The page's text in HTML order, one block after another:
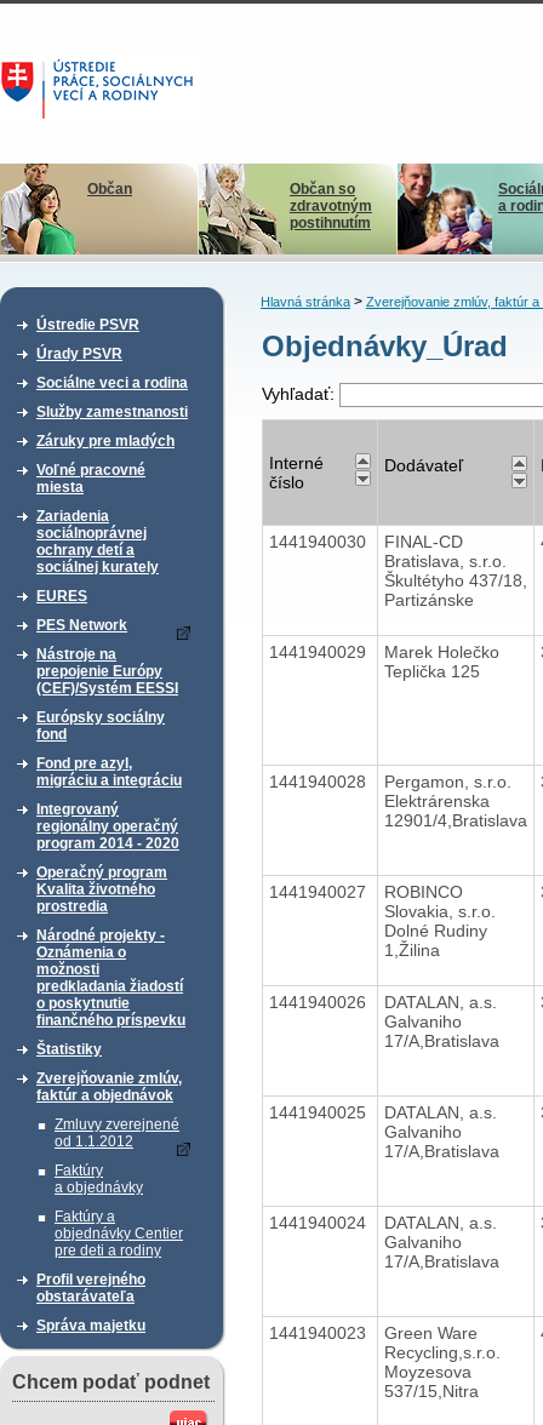
Občan
Občan so
zdravotným
postihnutím
a
Ústredie PSVR
Úrady PSVR
Sociálne veci a rodina
Služby zamestnanosti
Záruky pre mladých
Voľné pracovné
miesta
Zariadenia
sociálnoprávnej
ochrany detí a
sociálnej kurately
EURES
PES Network
Nástroje na
prepojenie Európy
(CEF)/Systém EESSI
Európsky sociálny
fond
Fond pre azyl,
migráciu a integráciu
Integrovaný
regionálny operačný
program 2014 - 2020
Operačný program
Kvalita životného
prostredia
Národné projekty -
Oznámenia o
možnosti
predkladania žiadostí
o poskytnutie
finančného príspevku
Štatistiky
Zverejňovanie zmlúv,
faktúr a objednávok
Zmluvy zverejnené
od 1.1.2012
Faktúry
a objednávky
Faktúry a
objednávky Centier
pre deti a rodiny
Profil verejného
obstarávateľa
Správa majetku
Chcem podať podnet
Hlavná stránka> Zverejňovanie zmlúv, faktúr a
Objednávky_Úrad
Vyhľadať:
Interné
číslo
Dodávateľ
1441940030
FINAL-CD
Bratislava, s.r.o.
Škultétyho 437/18,
Partizánske
1441940029
Marek Holečko
Teplička 125
1441940028
Pergamon, s.r.o.
Elektrárenska
12901/4,Bratislava
1441940027
ROBINCO
Slovakia, s.r.o.
Dolné Rudiny
1,Žilina
1441940026
DATALAN, a.s.
Galvaniho
17/A,Bratislava
1441940025
DATALAN, a.s.
Galvaniho
17/A,Bratislava
1441940024
DATALAN, a.s.
Galvaniho
17/A,Bratislava
1441940023
Green Ware
Recycling,s.r.o.
Moyzesova
537/15,Nitra